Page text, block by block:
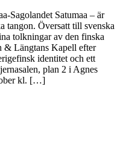
Sagolandet Satumaa – är
tangon. Översatt till svenska
tolkningar av den finska
& Längtans Kapell efter
identitet och ett
plan 2 i Agnes
kl. […]